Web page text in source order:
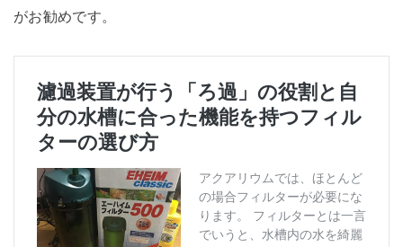
がお勧めです。